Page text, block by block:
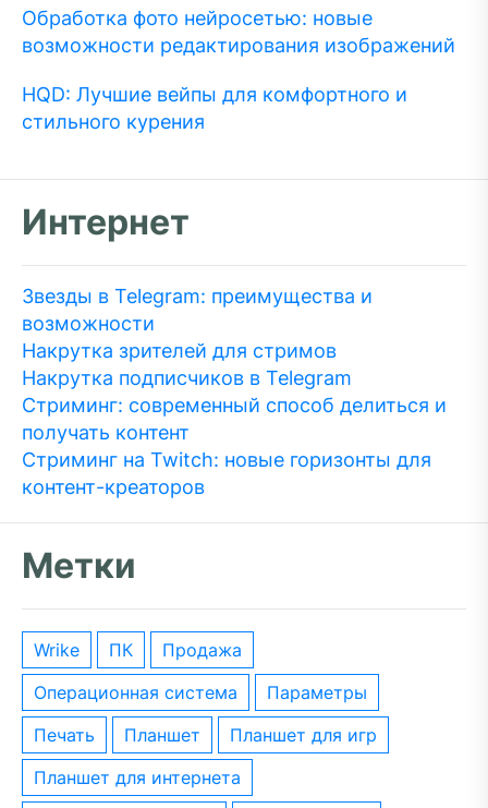
Обработка фото нейросетью: новые
возможности редактирования изображений
HQD: Лучшие вейпы для комфортного и
стильного курения
Интернет
Звезды в Telegram: преимущества и
возможности
Накрутка зрителей для стримов
Накрутка подписчиков в Telegram
Стриминг: современный способ делиться и
получать контент
Стриминг на Twitch: новые горизонты для
контент-креаторов
Метки
wrike ПК
Продажа
операционная система
параметры
печать
планшет
планшет для игр
планшет для интернета